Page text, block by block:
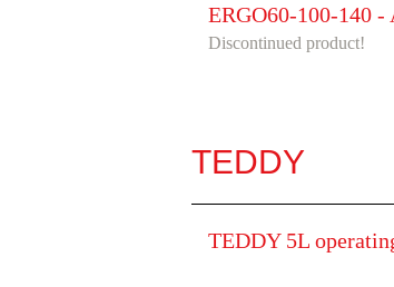
ERGO60-100-140
Discontinued product!
TEDDY
TEDDY 5L